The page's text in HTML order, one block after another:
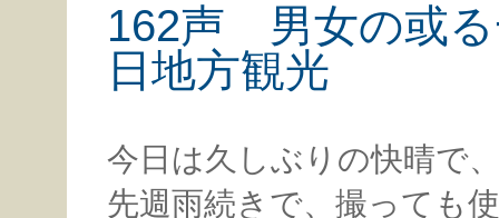
162声 男女の或る
日地方観光
今日は久しぶりの快晴で
先週雨続きで、撮っても